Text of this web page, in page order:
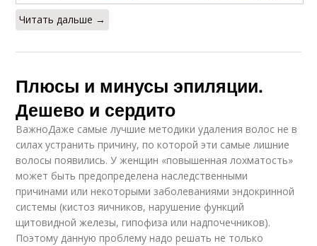
Читать дальше →
Плюсы и минусы эпиляции.
Дешево и сердито
ВажноДаже самые лучшие методики удаления волос не в
силах устранить причину, по которой эти самые лишние
волосы появились. У женщин «повышенная лохматость»
может быть предопределена наследственными
причинами или некоторыми заболеваниями эндокринной
системы (кистоз яичников, нарушение функций
щитовидной железы, гипофиза или надпочечников).
Поэтому данную проблему надо решать не только